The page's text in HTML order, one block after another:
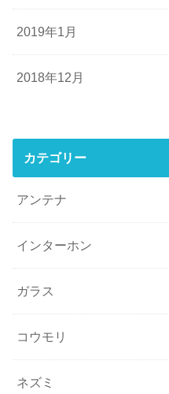
2019年1月
2018年12月
カテゴリー
アンテナ
インターホン
ガラス
コウモリ
ネズミ